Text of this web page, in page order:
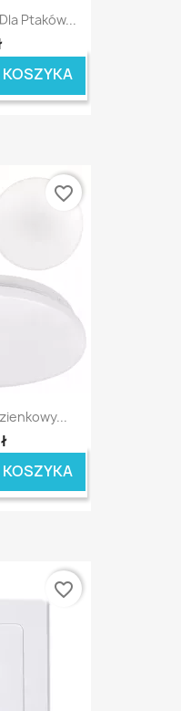
Ptaków...
KOSZYKA
KOSZYKA
favorite_border
favorite_border